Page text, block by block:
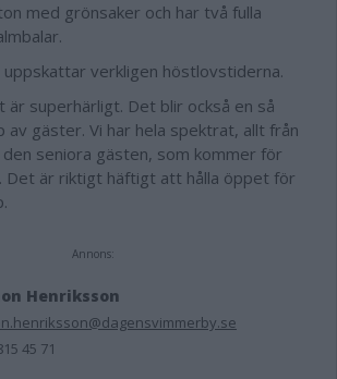
med grönsaker och har två fulla
uppskattar verkligen höstlovstiderna.
är superhärligt. Det blir också en så
av gäster. Vi har hela spektrat, allt från
seniora gästen, som kommer för
Det är riktigt häftigt att hålla öppet för
Annons:
Henriksson
45 71